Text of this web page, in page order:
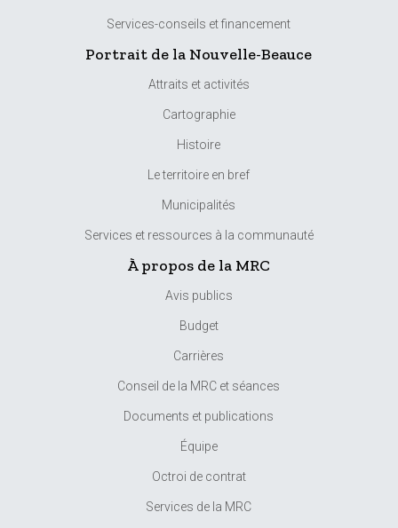
Services-conseils et financement
Portrait de la Nouvelle-Beauce
Attraits et activités
Cartographie
Histoire
Le territoire en bref
Municipalités
Services et ressources à la communauté
À propos de la MRC
Avis publics
Budget
Carrières
Conseil de la MRC et séances
Documents et publications
Équipe
Octroi de contrat
Services de la MRC